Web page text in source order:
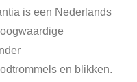
is een Nederlands
en blikken.